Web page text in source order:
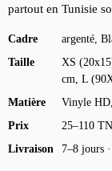
partout en Tunisie
Cadre
argenté,
Taille
XS
cm, L
Matière
Vinyle
Prix
25–110
Livraison
7–8 jours